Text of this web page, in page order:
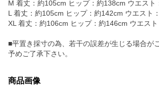
M 着丈：約105cm ヒップ：約138cm ウエスト
L 着丈：約105cm ヒップ：約142cm ウエスト
XL 着丈：約106cm ヒップ：約146cm ウエス
■平置き採寸の為、若干の誤差が生じる場合が
予めご了承下さい。
商品画像